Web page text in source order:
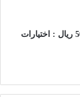
أفضل الساعات الذكية تحت 500 ريال : اختيارات